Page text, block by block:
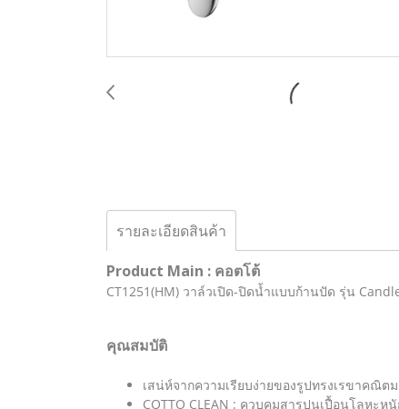
รายละเอียดสินค้า
Product Main : คอตโต้
CT1251(HM) วาล์วเปิด-ปิดน้ำแบบก้านปัด รุ่น
คุณสมบัติ
เสน่ห์จากความเรียบง่ายของรูปทรงเรขาคณิ
COTTO CLEAN : ควบคุมสารปนเปื้อนโลหะห